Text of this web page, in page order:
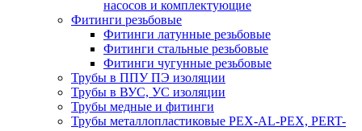
насосов и комплектующие
Фитинги резьбовые
Фитинги латунные резьбовые
Фитинги стальные резьбовые
Фитинги чугунные резьбовые
Трубы в ППУ ПЭ изоляции
Трубы в ВУС, УС изоляции
Трубы медные и фитинги
Трубы металлопластиковые PEX-AL-PEX, PERT-